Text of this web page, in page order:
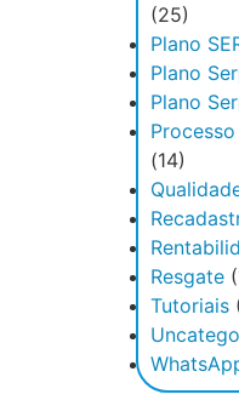
(25)
Plano
Plano
Plano
(14)
Resgate
Tutoriais